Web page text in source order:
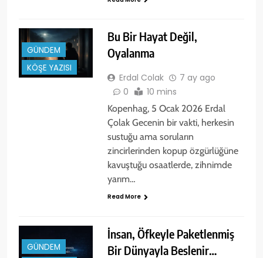
GÜNDEM
KÖŞE YAZISI
Bu Bir Hayat Değil,
Oyalanma
Erdal Colak
7 ay ago
0
10 mins
Kopenhag, 5 Ocak 2026 Erdal
Çolak Gecenin bir vakti, herkesin
sustuğu ama soruların
zincirlerinden kopup özgürlüğüne
kavuştuğu osaatlerde, zihnimde
yarım…
Read More
GÜNDEM
İnsan, Öfkeyle Paketlenmiş
Bir Dünyayla Beslenir…